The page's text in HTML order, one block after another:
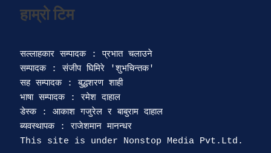
हाम्रो टिम
सल्लाहकार सम्पादक : प्रभात चलाउने
सम्पादक : संजीप घिमिरे 'शुभचिन्तक'
सह सम्पादक : बुद्धशरण शाही
भाषा सम्पादक : रमेश दाहाल
डेस्क : आकाश गजुरेल र बाबुराम दाहाल
ब्यवस्थापक : राजेशमान मानन्धर